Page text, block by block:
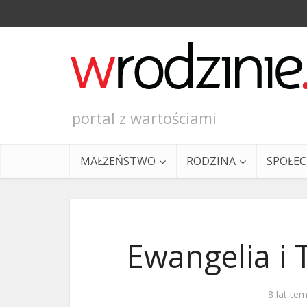
portal z wartościami
MAŁŻEŃSTWO RODZINA
Ewangelia i
8 lat